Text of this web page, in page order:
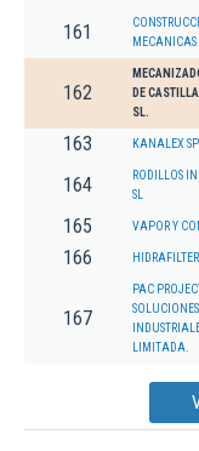
161
MECANICAS
162
DE
SL.
163 KANALEX
164
RODILLOS
SL
165 VAPOR Y
166 HIDRAFILTER
167
PAC
SOLUCIONES
LIMITADA.